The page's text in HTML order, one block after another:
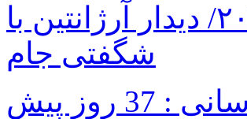
برنامه بازی های امشب جام جهانی ۲۰۲۶/ دیدار آرژانتین با
شگفتی جام
37 روز پیش